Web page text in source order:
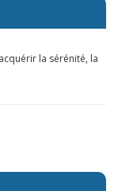
la sérénité, la